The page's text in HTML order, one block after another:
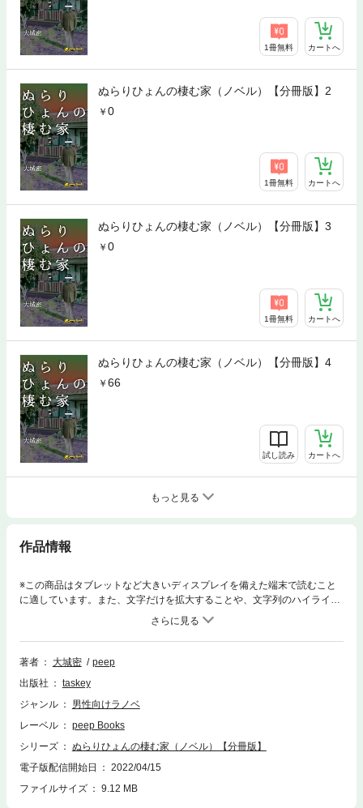
1冊無料 カートへ
ぬらりひょんの棲む家（ノベル）【分冊版】2
0
1冊無料 カートへ
ぬらりひょんの棲む家（ノベル）【分冊版】3
0
1冊無料 カートへ
ぬらりひょんの棲む家（ノベル）【分冊版】4
66
試し読み カートへ
もっと見る
作品情報
※この商品はタブレットなど大きいディスプレイを備えた端末で読むこと
に適しています。また、文字だけを拡大することや、文字列のハイライ
ト、検索、辞書の参照、引用などの機能が使用できません。死の淵から甦
った和宏。彼が目覚めたとき状況は悪化していた。今までは自分の知恵と
力で運命を切り開いてきた和宏だったが、重傷を負った体では自ら行動す
ることは不可能だった。最愛の妹の美月には【加害者の家族】として世間
日々壊れていく美月の精神。美月を一刻も早く救いたい和宏は焦りを見せ
るが、そんな和宏の前に現れたのは意外な人物だった——。
著者 大城密
peep
出版社
taskey
ジャンル
男性向けラノベ
レーベル
peep Books
シリーズ
ぬらりひょんの棲む家（ノベル）【分冊版】
電子版配信開始日
2022/04/15
ファイルサイズ
9.12 MB